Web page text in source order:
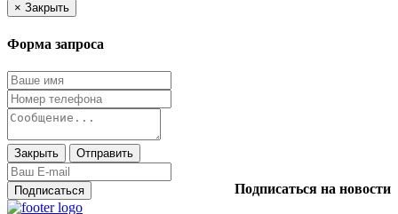
× Закрыть
Форма запроса
Закрыть Отправить
Подписаться на новости
Подписаться